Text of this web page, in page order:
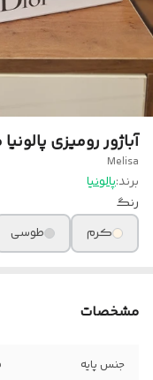
آباژور رومیزی
Melisa
برند:پالونیا
رنگ
کرم
طوسی
مشخصات
جنس پایه